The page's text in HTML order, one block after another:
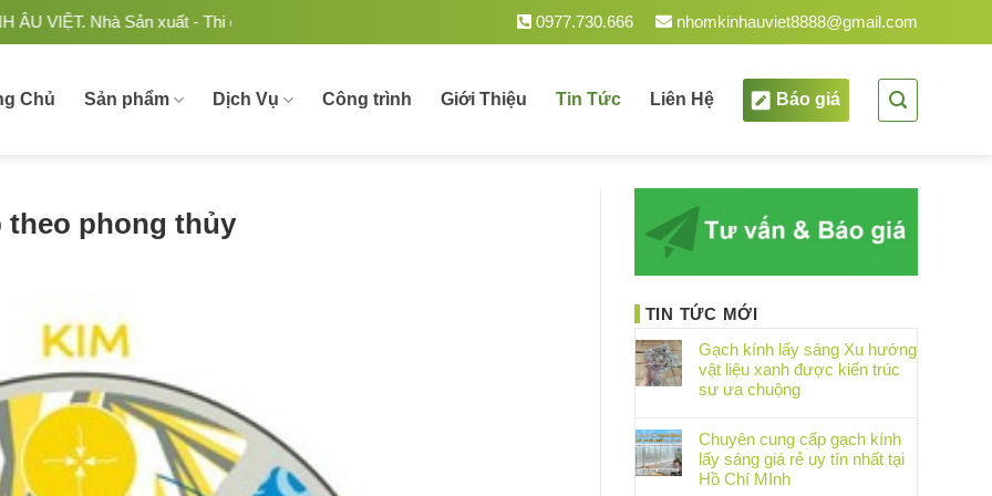
Sản xuất - Thi công Nhôm kính uy tín, chất lượng tại Việt Nam. 0977.730.666 nhomkinhauviet8888@gmail.com
Chủ Sản phẩm Dịch Vụ Công trình Giới Thiệu Tin Tức Liên Hệ Báo giá
theo phong thủy
TIN TỨC MỚI
Gạch kính lấy sáng Xu hướng
vật liệu xanh được kiến trúc
sư ưa chuộng
Chuyên cung cấp gạch kính
lấy sáng giá rẻ uy tín nhất tại
Hồ Chí MInh